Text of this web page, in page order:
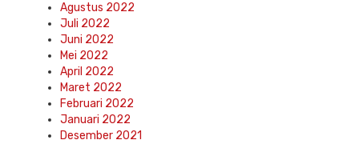
Agustus 2022
Juli 2022
Juni 2022
Mei 2022
April 2022
Maret 2022
Februari 2022
Januari 2022
Desember 2021